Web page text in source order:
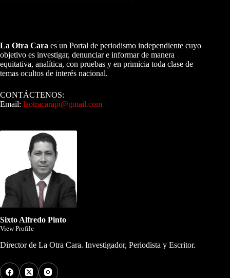
La Otra Cara es un Portal de periodismo independiente cuyo
objetivo es investigar, denunciar e informar de manera
equitativa, analítica, con pruebas y en primicia toda clase de
temas ocultos de interés nacional.
CONTÁCTENOS:
Email: laotracarapi@gmail.com
Sixto Alfredo Pinto
View Profile
Director de La Otra Cara. Investigador, Periodista y Escritor.